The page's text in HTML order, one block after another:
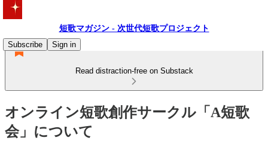
短歌マガジン - 次世代短歌プロジェクト
Subscribe
Sign in
Read distraction-free on Substack
オンライン短歌創作サークル「A短歌
会」について